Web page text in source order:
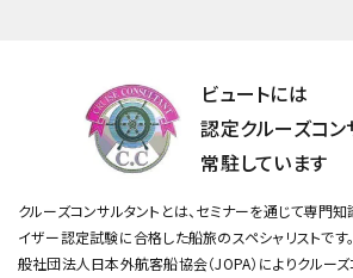
ビュートには
認定クルーズコン
常駐しています
クルーズコンサルタントとは、セミナーを通じて専門知
イザー認定試験に合格した船旅のスペシャリストです。
般社団法人日本外航客船協会（JOPA）によりクルー